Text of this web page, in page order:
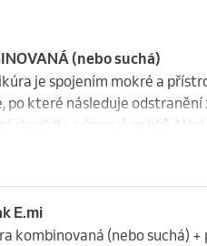
(nebo suchá)
je spojením mokré a
po které následuje
chodidla a úpravě nehtů.
se ošetří peelingem a na
i pedikúru suchou bez
E.mi
kombinovaná (nebo suchá)